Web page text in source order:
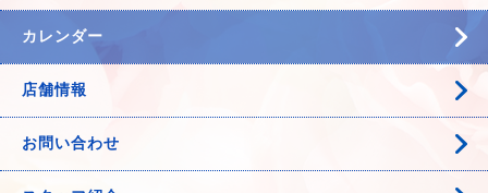
カレンダー
店舗情報
お問い合わせ